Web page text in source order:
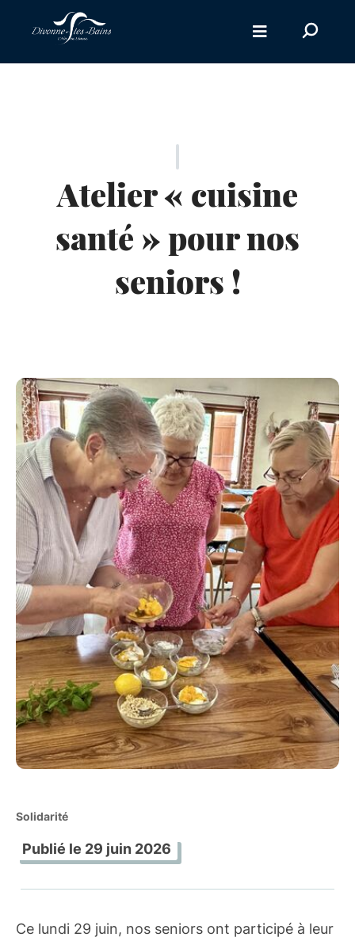
sur
site
Atelier « cuisine
santé » pour nos
seniors !
Solidarité
Publié le 29 juin 2026
Ce lundi 29 juin, nos seniors ont participé à leur